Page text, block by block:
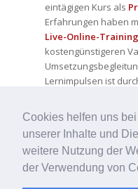
Cookies helfen uns
unserer Inhalte und
weitere Nutzung der
der Verwendung von
eintägigen Kurs als
Erfahrungen haben
Live-Online-Training
kostengünstigeren
Lernimpulsen ist
Das digitale Büro